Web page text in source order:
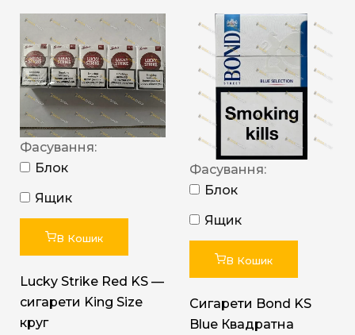
Фасування:
Блок
Ящик
В Кошик
Lucky Strike Red KS —
сигарети King Size
круг
Фасування:
Блок
Ящик
В Кошик
Сигарети Bond KS
Blue Квадратна